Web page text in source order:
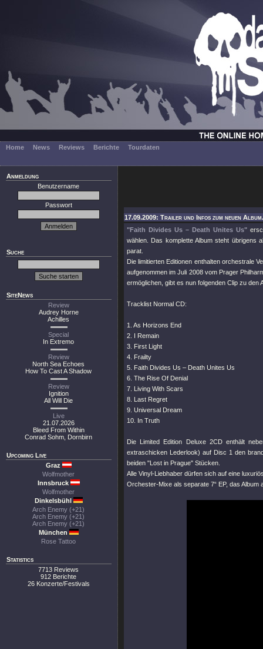
Home News Reviews Berichte Tourdaten
Anmeldung
Benutzername
Passwort
Suche
SiteNews
Review
Audrey Horne
Achilles
Special
In Extremo
Review
North Sea Echoes
How To Cast A Shadow
Review
Ignition
All Will Die
Live
21.07.2026
Bleed From Within
Conrad Sohm, Dornbirn
Upcoming Live
Graz
Wolfmother
Innsbruck
Wolfmother
Dinkelsbühl
Arch Enemy (+21)
Arch Enemy (+21)
Arch Enemy (+21)
München
Rose Tattoo
Statistics
7713 Reviews
912 Berichte
26 Konzerte/Festivals
17.09.2009: Trailer und Infos zum neuen
"Faith Divides Us – Death Unites Us"
wählen. Das komplette Album steht übrigens
parat.
Die limitierten Editionen enthalten orchestrale
aufgenommen im Juli 2008 vom Prager
ermöglichen, gibt es nun folgenden Clip zu den
Tracklist Normal CD:
1. As Horizons End
2. I Remain
3. First Light
4. Frailty
5. Faith Divides Us – Death Unites Us
6. The Rise Of Denial
7. Living With Scars
8. Last Regret
9. Universal Dream
10. In Truth
Die Limited Edition Deluxe 2CD enthält
extraschicken Lederlook) auf Disc 1 den
beiden "Lost in Prague" Stücken.
Alle Vinyl-Liebhaber dürfen sich auf eine
Orchester-Mixe als separate 7“ EP, das